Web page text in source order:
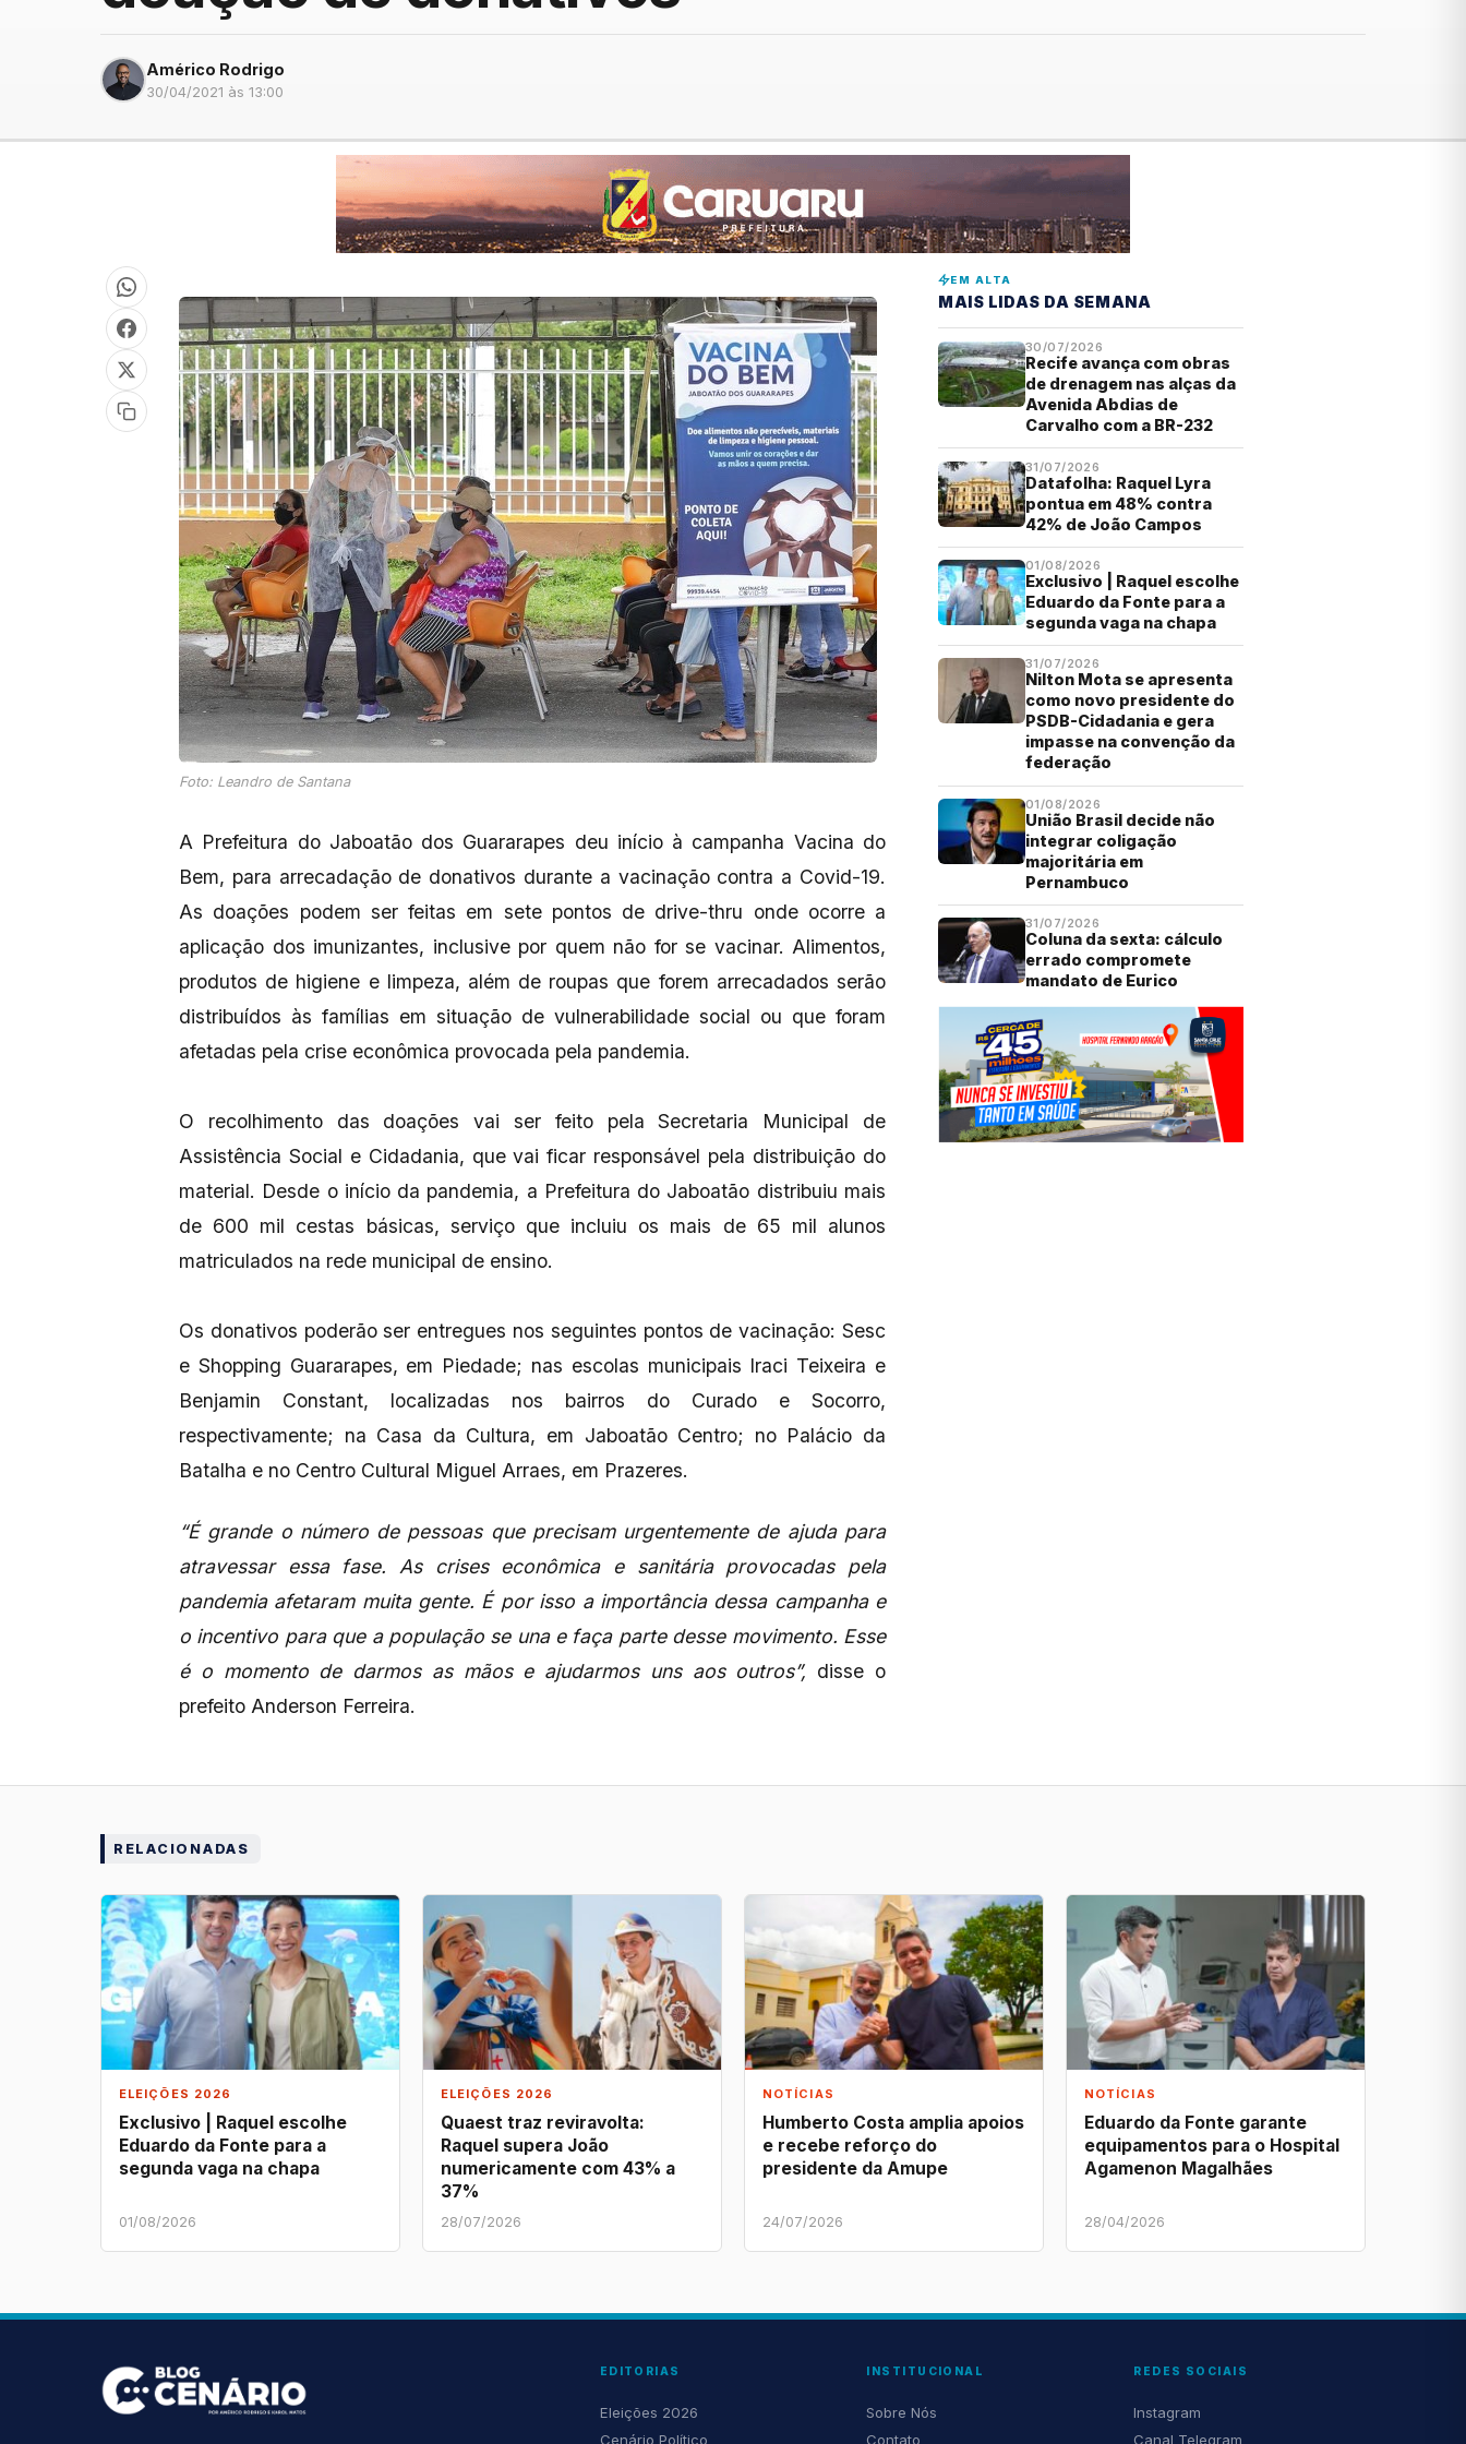
Américo Rodrigo
30/04/2021 às 13:00
Foto: Leandro de Santana
A Prefeitura do Jaboatão dos Guararapes deu início à campanha Vacina do
Bem, para arrecadação de donativos durante a vacinação contra a Covid-19.
As doações podem ser feitas em sete pontos de drive-thru onde ocorre a
aplicação dos imunizantes, inclusive por quem não for se vacinar. Alimentos,
produtos de higiene e limpeza, além de roupas que forem arrecadados serão
distribuídos às famílias em situação de vulnerabilidade social ou que foram
afetadas pela crise econômica provocada pela pandemia.
O recolhimento das doações vai ser feito pela Secretaria Municipal de
Assistência Social e Cidadania, que vai ficar responsável pela distribuição do
material. Desde o início da pandemia, a Prefeitura do Jaboatão distribuiu mais
de 600 mil cestas básicas, serviço que incluiu os mais de 65 mil alunos
matriculados na rede municipal de ensino.
Os donativos poderão ser entregues nos seguintes pontos de vacinação: Sesc
e Shopping Guararapes, em Piedade; nas escolas municipais Iraci Teixeira e
Benjamin Constant, localizadas nos bairros do Curado e Socorro,
respectivamente; na Casa da Cultura, em Jaboatão Centro; no Palácio da
Batalha e no Centro Cultural Miguel Arraes, em Prazeres.
“É grande o número de pessoas que precisam urgentemente de ajuda para
atravessar essa fase. As crises econômica e sanitária provocadas pela
pandemia afetaram muita gente. É por isso a importância dessa campanha e
o incentivo para que a população se una e faça parte desse movimento. Esse
é o momento de darmos as mãos e ajudarmos uns aos outros”, disse o
prefeito Anderson Ferreira.
EM ALTA
MAIS LIDAS DA SEMANA
30/07/2026
Recife avança com obras
de drenagem nas alças da
Avenida Abdias de
Carvalho com a BR-232
31/07/2026
Datafolha: Raquel Lyra
pontua em 48% contra
42% de João Campos
01/08/2026
Exclusivo | Raquel escolhe
Eduardo da Fonte para a
segunda vaga na chapa
31/07/2026
Nilton Mota se apresenta
como novo presidente do
PSDB-Cidadania e gera
impasse na convenção da
federação
01/08/2026
União Brasil decide não
integrar coligação
majoritária em
Pernambuco
31/07/2026
Coluna da sexta: cálculo
errado compromete
mandato de Eurico
RELACIONADAS
ELEIÇÕES 2026
Exclusivo | Raquel escolhe
Eduardo da Fonte para a
segunda vaga na chapa
01/08/2026
ELEIÇÕES 2026
Quaest traz reviravolta:
Raquel supera João
numericamente com 43% a
37%
28/07/2026
NOTÍCIAS
Humberto Costa amplia apoios
e recebe reforço do
presidente da Amupe
24/07/2026
NOTÍCIAS
Eduardo da Fonte garante
equipamentos para o Hospital
Agamenon Magalhães
28/04/2026
EDITORIAS
Eleições 2026
Cenário Político
INSTITUCIONAL
Sobre Nós
Contato
REDES SOCIAIS
Instagram
Canal Telegram